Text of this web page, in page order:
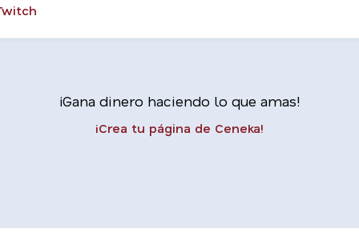
¡Gana dinero haciendo lo que amas!
¡Crea tu página de Ceneka!